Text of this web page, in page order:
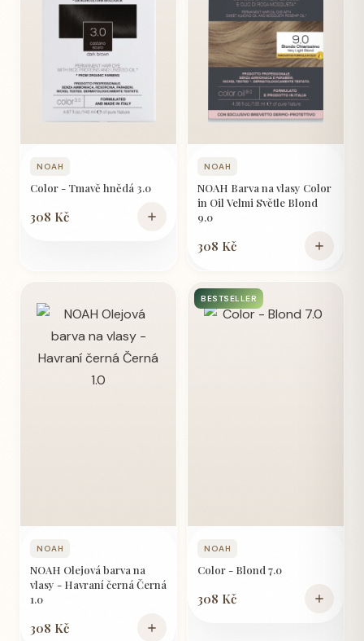
NOAH
Color - Tmavě hnědá 3.0
308 Kč
NOAH
NOAH Barva na vlasy Color
in Oil Velmi Světle Blond
9.0
308 Kč
NOAH
NOAH Olejová barva na
vlasy - Havraní černá Černá
1.0
308 Kč
BESTSELLER
NOAH
Color - Blond 7.0
308 Kč